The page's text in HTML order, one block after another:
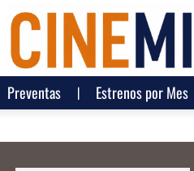
Preventas Estrenos por Mes